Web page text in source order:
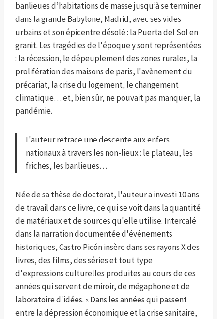
banlieues d’habitations de masse jusqu’à se terminer
dans la grande Babylone, Madrid, avec ses vides
urbains et son épicentre désolé : la Puerta del Sol en
granit. Les tragédies de l'époque y sont représentées
: la récession, le dépeuplement des zones rurales, la
prolifération des maisons de paris, l'avènement du
précariat, la crise du logement, le changement
climatique… et, bien sûr, ne pouvait pas manquer, la
pandémie.
L'auteur retrace une descente aux enfers
nationaux à travers les non-lieux : le plateau, les
friches, les banlieues…
Née de sa thèse de doctorat, l'auteur a investi 10 ans
de travail dans ce livre, ce qui se voit dans la quantité
de matériaux et de sources qu'elle utilise. Intercalé
dans la narration documentée d'événements
historiques, Castro Picón insère dans ses rayons X des
livres, des films, des séries et tout type
d'expressions culturelles produites au cours de ces
années qui servent de miroir, de mégaphone et de
laboratoire d'idées. « Dans les années qui passent
entre la dépression économique et la crise sanitaire,